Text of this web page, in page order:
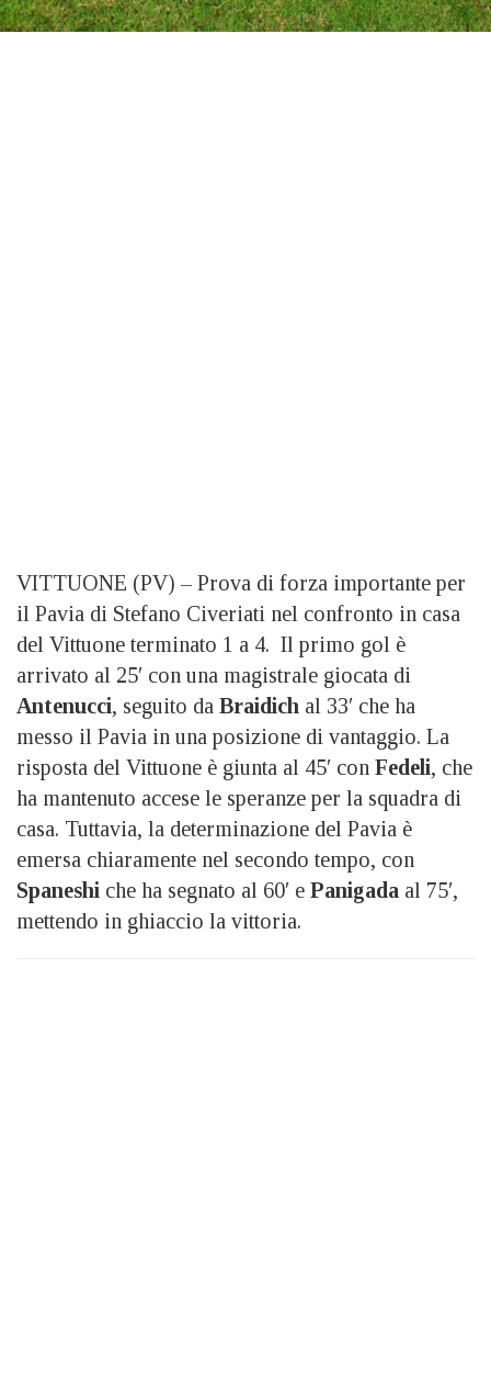
VITTUONE (PV) – Prova di forza importante per
il Pavia di Stefano Civeriati nel confronto in casa
del Vittuone terminato 1 a 4. Il primo gol è
arrivato al 25′ con una magistrale giocata di
Antenucci, seguito da Braidich al 33′ che ha
messo il Pavia in una posizione di vantaggio. La
risposta del Vittuone è giunta al 45′ con Fedeli, che
ha mantenuto accese le speranze per la squadra di
casa. Tuttavia, la determinazione del Pavia è
emersa chiaramente nel secondo tempo, con
Spaneshi che ha segnato al 60′ e Panigada al 75′,
mettendo in ghiaccio la vittoria.